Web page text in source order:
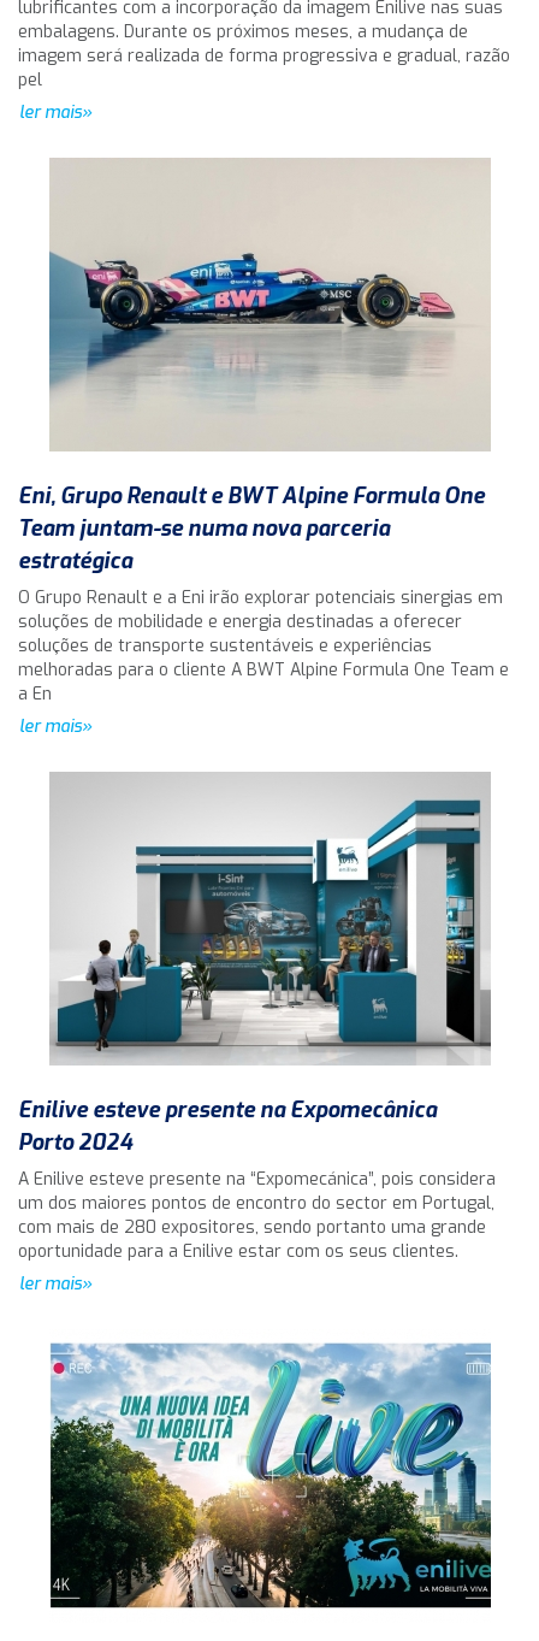
lubrificantes com a incorporação da imagem Enilive nas suas
embalagens. Durante os próximos meses, a mudança de
imagem será realizada de forma progressiva e gradual, razão
pel
ler mais»
Eni, Grupo Renault e BWT Alpine Formula One
Team juntam-se numa nova parceria
estratégica
O Grupo Renault e a Eni irão explorar potenciais sinergias em
soluções de mobilidade e energia destinadas a oferecer
soluções de transporte sustentáveis e experiências
melhoradas para o cliente A BWT Alpine Formula One Team e
a En
ler mais»
Enilive esteve presente na Expomecânica
Porto 2024
A Enilive esteve presente na “Expomecánica”, pois considera
um dos maiores pontos de encontro do sector em Portugal,
com mais de 280 expositores, sendo portanto uma grande
oportunidade para a Enilive estar com os seus clientes.
ler mais»